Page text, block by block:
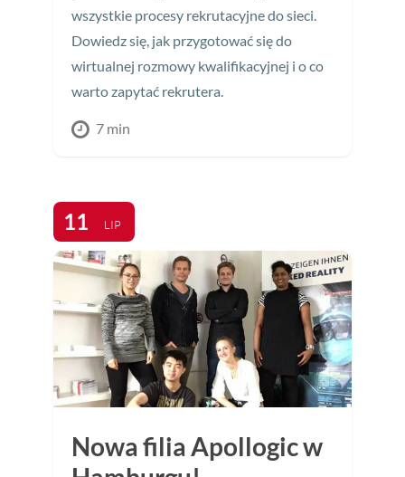
wszystkie procesy rekrutacyjne do sieci.
Dowiedz się, jak przygotować się do
wirtualnej rozmowy kwalifikacyjnej i o co
warto zapytać rekrutera.
7 min
11 LIP
Nowa filia Apollogic w